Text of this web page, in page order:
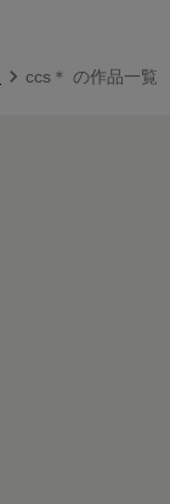
ccs＊ の作品一覧